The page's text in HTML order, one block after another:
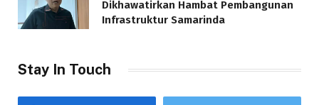
Dikhawatirkan Hambat Pembangunan
Infrastruktur Samarinda
Stay In Touch